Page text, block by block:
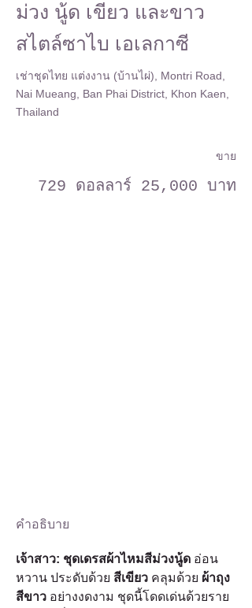
ม่วง นู้ด เขียว และขาว
สไตล์ซาไบ เอเลกาซี
เช่าชุดไทย แต่งงาน (บ้านไผ่), Montri Road,
Nai Mueang, Ban Phai District, Khon Kaen,
Thailand
ขาย
729 ดอลลาร์ 25,000 บาท
คำอธิบาย
เจ้าสาว: ชุดเดรสผ้าไหมสีม่วงนู้ด อ่อน
หวาน ประดับด้วย สีเขียว คลุมด้วย ผ้าถุง
สีขาว อย่างงดงาม ชุดนี้โดดเด่นด้วยราย